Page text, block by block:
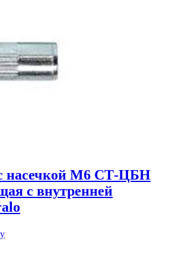
насечкой М6 СТ-ЦБН
с внутренней